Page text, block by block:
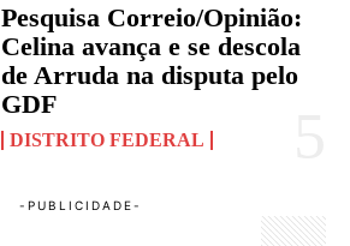
Pesquisa Correio/Opinião:
Celina avança e se descola
de Arruda na disputa pelo
GDF
DISTRITO FEDERAL